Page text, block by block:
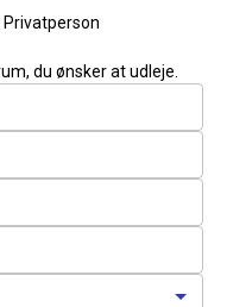
Privatperson
du ønsker at udleje.